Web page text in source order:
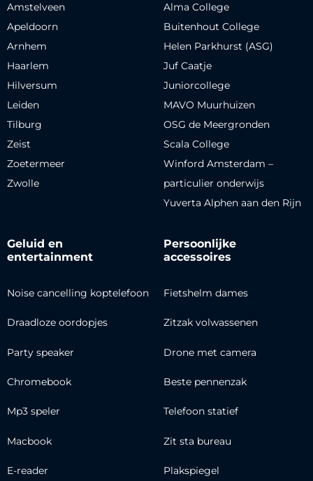
Amstelveen
Apeldoorn
Arnhem
Haarlem
Hilversum
Leiden
Tilburg
Zeist
Zoetermeer
Zwolle
Alma College
Buitenhout College
Helen Parkhurst (ASG)
Juf Caatje
Juniorcollege
MAVO Muurhuizen
OSG de Meergronden
Scala College
Winford Amsterdam –
particulier onderwijs
Yuverta Alphen aan den Rijn
Geluid en
entertainment
Noise cancelling koptelefoon
Draadloze oordopjes
Party speaker
Chromebook
Mp3 speler
Macbook
E-reader
Persoonlijke
accessoires
Fietshelm dames
Zitzak volwassenen
Drone met camera
Beste pennenzak
Telefoon statief
Zit sta bureau
Plakspiegel